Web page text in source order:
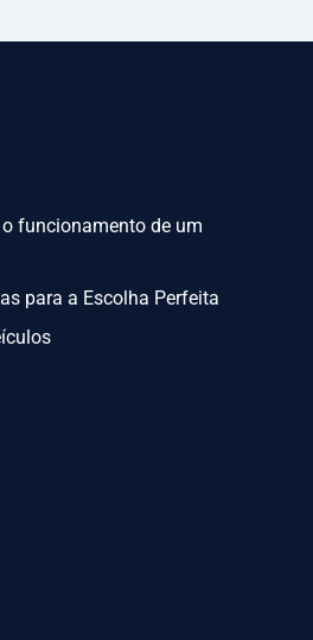
funcionamento de um
para a Escolha Perfeita